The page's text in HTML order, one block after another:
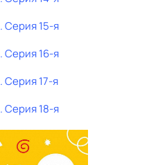
. Серия 15-я
. Серия 16-я
. Серия 17-я
. Серия 18-я